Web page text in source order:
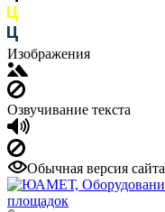
Изображения
Озвучивание текста
Обычная версия сайта